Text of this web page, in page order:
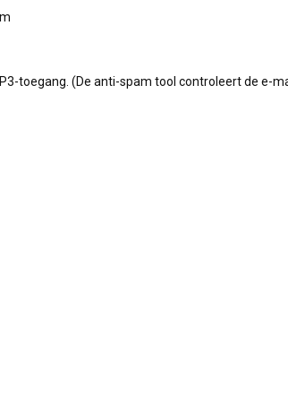
toegang. (De anti-spam tool controleert de e-